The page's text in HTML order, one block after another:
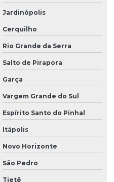
Jardinópolis
Cerquilho
Rio Grande da Serra
Salto de Pirapora
Garça
Vargem Grande do Sul
Espírito Santo do Pinhal
Itápolis
Novo Horizonte
São Pedro
Tietê